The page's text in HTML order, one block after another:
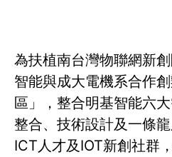
為扶植南台灣物聯網新
智能與成大電機系合作
區」，整合明基智能六
整合、技術設計及一條
ICT人才及IOT新創社群